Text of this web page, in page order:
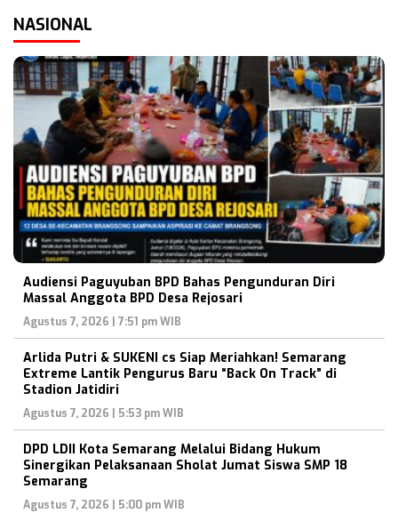
NASIONAL
Audiensi Paguyuban BPD Bahas Pengunduran Diri
Massal Anggota BPD Desa Rejosari
Agustus 7, 2026 | 7:51 pm WIB
Arlida Putri & SUKENI cs Siap Meriahkan! Semarang
Extreme Lantik Pengurus Baru “Back On Track” di
Stadion Jatidiri
Agustus 7, 2026 | 5:53 pm WIB
DPD LDII Kota Semarang Melalui Bidang Hukum
Sinergikan Pelaksanaan Sholat Jumat Siswa SMP 18
Semarang
Agustus 7, 2026 | 5:00 pm WIB